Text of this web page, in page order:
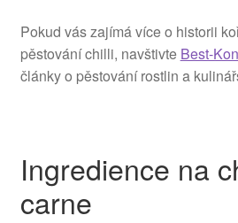
Pokud vás zajímá více o historii
pěstování chilli, navštivte Best-
články o pěstování rostlin a
Ingredience na
carne